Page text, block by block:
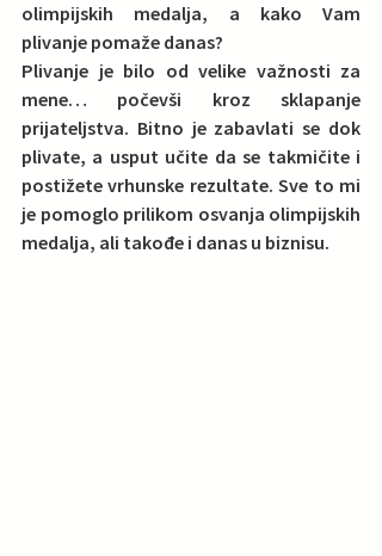
olimpijskih medalja, a kako Vam
plivanje pomaže danas?
Plivanje je bilo od velike važnosti za
mene… počevši kroz sklapanje
prijateljstva. Bitno je zabavlati se dok
plivate, a usput učite da se takmičite i
postižete vrhunske rezultate. Sve to mi
je pomoglo prilikom osvanja olimpijskih
medalja, ali takođe i danas u biznisu.